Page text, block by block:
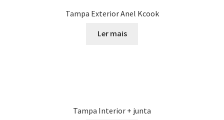
Tampa Exterior Anel Kcook
Ler mais
Tampa Interior + junta